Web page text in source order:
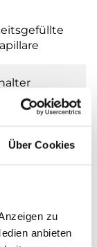
Über Cookies
zu
anbieten
V AC